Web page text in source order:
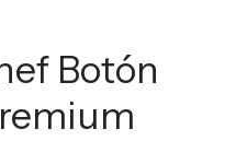
Botón